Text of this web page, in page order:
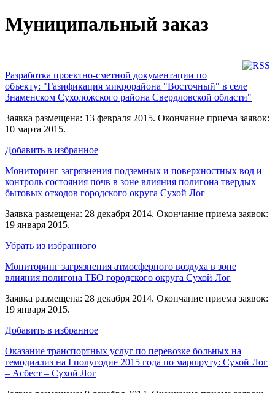
Муниципальный заказ
Разработка проектно-сметной документации по
объекту: "Газификация микрорайона "Восточный" в селе
Знаменском Сухоложского района Свердловской области"
Заявка размещена: 13 февраля 2015. Окончание приема заявок:
10 марта 2015.
Добавить в избранное
Мониторинг загрязнения подземных и поверхностных вод и
контроль состояния почв в зоне влияния полигона твердых
бытовых отходов городского округа Сухой Лог
Заявка размещена: 28 декабря 2014. Окончание приема заявок:
19 января 2015.
Убрать из избранного
Мониторинг загрязнения атмосферного воздуха в зоне
влияния полигона ТБО городского округа Сухой Лог
Заявка размещена: 28 декабря 2014. Окончание приема заявок:
19 января 2015.
Добавить в избранное
Оказание транспортных услуг по перевозке больных на
гемодиализ на I полугодие 2015 года по маршруту: Сухой Лог
– Асбест – Сухой Лог